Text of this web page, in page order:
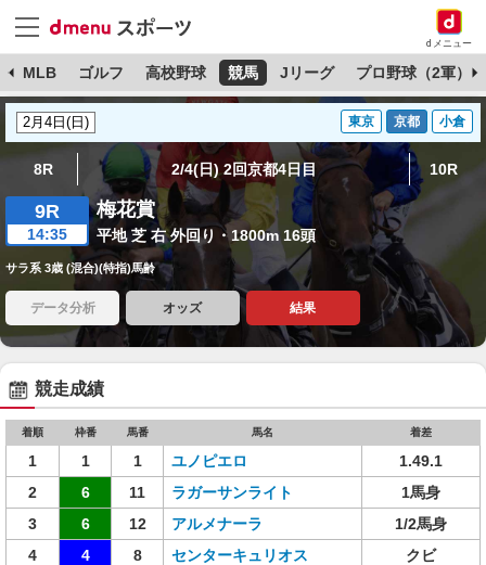
dメニュー
MLB ゴルフ 高校野球 競馬 Jリーグ プロ野球（2軍）
東京 京都 小倉
8R 2/4(日) 2回京都4日目 10R
9R
14:35
梅花賞
平地 芝 右 外回り・1800m 16頭
サラ系 3歳 (混合)(特指)馬齢
データ分析 オッズ 結果
競走成績
着順 枠番 馬番 馬名 着差
1 1 1 ユノピエロ
1.49.1
2
6 11 ラガーサンライト
1馬身
3
6 12 アルメナーラ
1/2馬身
4
4 8 センターキュリオス
クビ